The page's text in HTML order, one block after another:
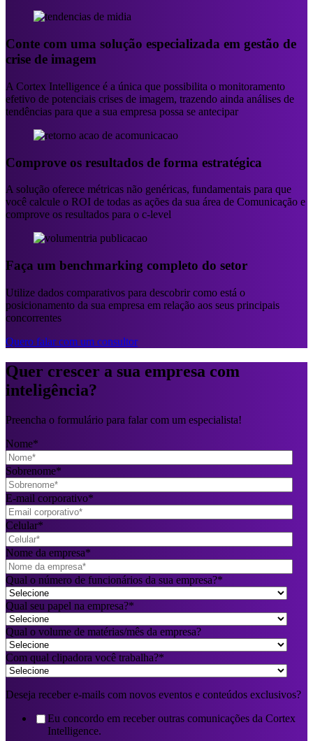
Conte com uma solução especializada em gestão de
crise de imagem
A Cortex Intelligence é a única que possibilita o monitoramento
efetivo de potenciais crises de imagem, trazendo ainda análises de
tendências para que a sua empresa possa se antecipar
Comprove os resultados de forma estratégica
A solução oferece métricas não genéricas, fundamentais para que
você calcule o ROI de todas as ações da sua área de Comunicação e
comprove os resultados para o c-level
Faça um benchmarking completo do setor
Utilize dados comparativos para descobrir como está o
posicionamento da sua empresa em relação aos seus principais
concorrentes
Quero falar com um consultor
Quer crescer a sua empresa com
inteligência?
Preencha o formulário para falar com um especialista!
Nome*
Sobrenome*
E-mail corporativo*
Celular*
Nome da empresa*
Qual o número de funcionários da sua empresa?*
Qual seu papel na empresa?*
Qual o volume de matérias/mês da empresa?
Com qual clipadora você trabalha?*
Deseja receber e-mails com novos eventos e conteúdos exclusivos?
Eu concordo em receber outras comunicações da Cortex
Intelligence.